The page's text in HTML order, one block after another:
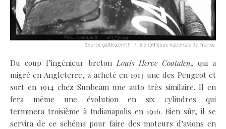
Du coup l’ingénieur breton Louis Herve Coatalen, qui a
migré en Angleterre, a acheté en 1913 une des Peugeot et
sort en 1914 chez Sunbeam une auto très similaire. Il en
fera même une évolution en six cylindres qui
terminera troisième à Indianapolis en 1916. Bien sûr, il se
servira de ce schéma pour faire des moteurs d’avions en